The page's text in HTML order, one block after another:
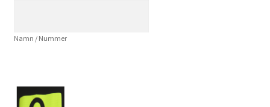
Uppvärmningströja
Namn / Nummer